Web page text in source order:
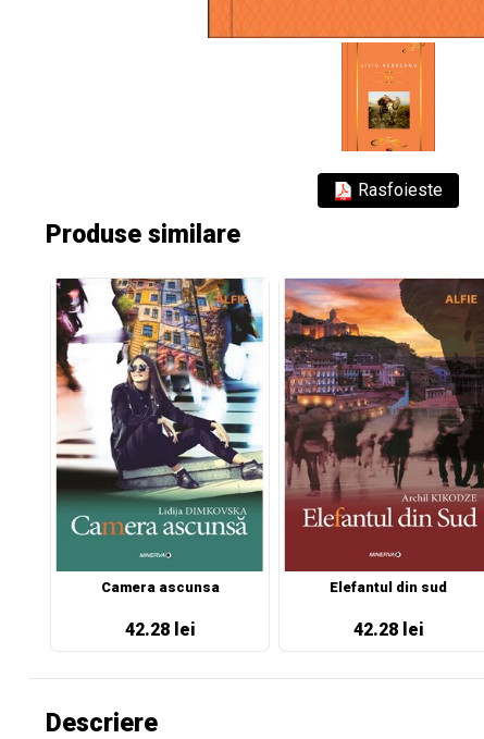
Rasfoieste
Produse similare
Camera ascunsa
42.28 lei
Elefantul din sud
42.28 lei
Descriere